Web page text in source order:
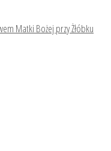
Matki Bożej przy Żłóbku